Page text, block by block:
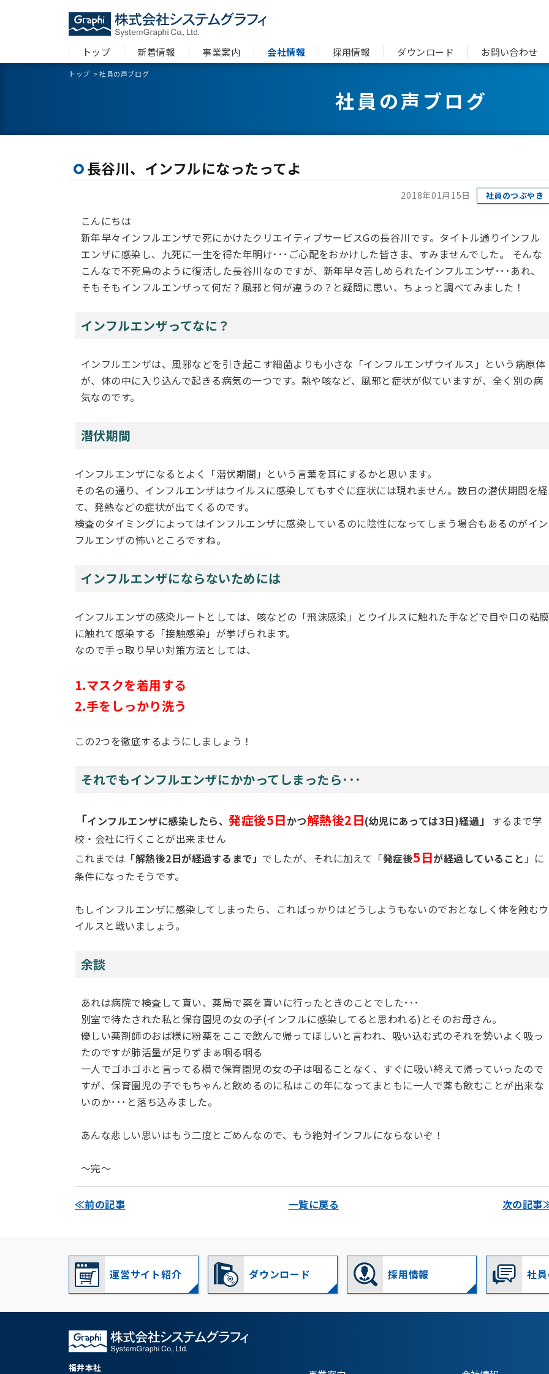
トップ 新着情報 事業案内 会社情報 採用情報 ダウンロード お問い合わせ
トップ >社員の声ブログ
社員の声ブログ
長谷川、インフルになったってよ
2018年01月15日 社員のつぶやき
こんにちは
新年早々インフルエンザで死にかけたクリエイティブサービスGの長谷川です。タイトル通りインフル
エンザに感染し、九死に一生を得た年明け･･･ご心配をおかけした皆さま、すみませんでした。 そんな
こんなで不死鳥のように復活した長谷川なのですが、新年早々苦しめられたインフルエンザ･･･あれ、
そもそもインフルエンザって何だ？風邪と何が違うの？と疑問に思い、ちょっと調べてみました！
インフルエンザってなに？
インフルエンザは、風邪などを引き起こす細菌よりも小さな「インフルエンザウイルス」という病原体
が、体の中に入り込んで起きる病気の一つです。熱や咳など、風邪と症状が似ていますが、全く別の病
気なのです。
潜伏期間
インフルエンザになるとよく「潜伏期間」という言葉を耳にするかと思います。
その名の通り、インフルエンザはウイルスに感染してもすぐに症状には現れません。数日の潜伏期間を経
て、発熱などの症状が出てくるのです。
検査のタイミングによってはインフルエンザに感染しているのに陰性になってしまう場合もあるのがイン
フルエンザの怖いところですね。
インフルエンザにならないためには
インフルエンザの感染ルートとしては、咳などの「飛沫感染」とウイルスに触れた手などで目や口の粘膜
に触れて感染する「接触感染」が挙げられます。
なので手っ取り早い対策方法としては、
1.マスクを着用する
2.手をしっかり洗う
この2つを徹底するようにしましょう！
それでもインフルエンザにかかってしまったら･･･
「インフルエンザに感染したら、発症後5日かつ解熱後2日(幼児にあっては3日)経過」 するまで学
校・会社に行くことが出来ません
これまでは 「解熱後2日が経過するまで」 でしたが、それに加えて「発症後5日が経過していること 」に
条件になったそうです。
もしインフルエンザに感染してしまったら、こればっかりはどうしようもないのでおとなしく体を蝕むウ
イルスと戦いましょう。
余談
あれは病院で検査して貰い、薬局で薬を貰いに行ったときのことでした･･･
別室で待たされた私と保育園児の女の子(インフルに感染してると思われる)とそのお母さん。
優しい薬剤師のおば様に粉薬をここで飲んで帰ってほしいと言われ、吸い込む式のそれを勢いよく吸っ
たのですが肺活量が足りずまぁ咽る咽る
一人でゴホゴホと言ってる横で保育園児の女の子は咽ることなく、すぐに吸い終えて帰っていったので
すが、保育園児の子でもちゃんと飲めるのに私はこの年になってまともに一人で薬も飲むことが出来な
いのか･･･と落ち込みました。
あんな悲しい思いはもう二度とごめんなので、もう絶対インフルにならないぞ！
～完～
≪前の記事 一覧に戻る 次の記
運営サイト紹介 ダウンロード 採用情報 社
福井本社